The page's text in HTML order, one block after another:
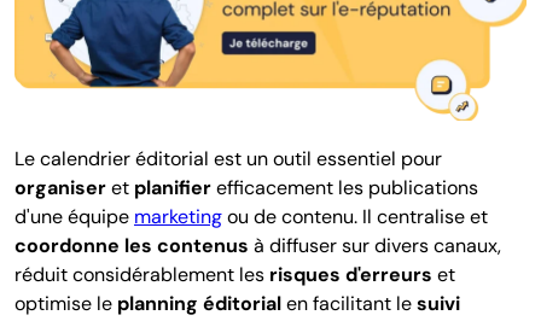
Le calendrier éditorial est un outil essentiel pour
organiseret planifierefficacement les publications
d'une équipe marketingou de contenu. Il centralise et
coordonne les contenus à diffuser sur divers canaux,
réduit considérablement les risques d'erreurs et
optimise le planning éditorialen facilitant lesuivi